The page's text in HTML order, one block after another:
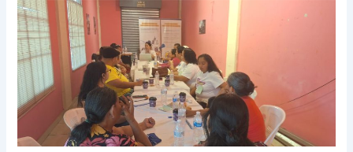
Comunidades
indígenas
y
defensores
de
Sonsonate
y
Ahuachapán